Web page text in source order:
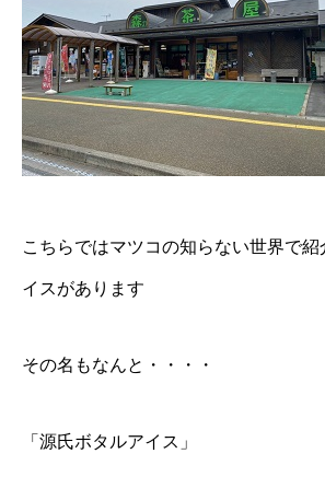
こちらではマツコの知らない世界で
イスがあります
その名もなんと・・・・
「源氏ボタルアイス」